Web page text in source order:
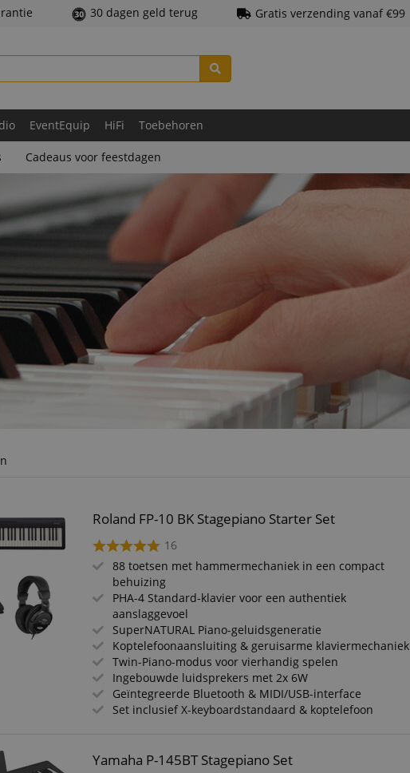
30 dagen geld terug Gratis verzending vanaf €99
EventEquip HiFi Toebehoren
Cadeaus voor feestdagen
Roland FP-10 BK Stagepiano Starter Set
16
88 toetsen met hammermechaniek in een compact
behuizing
PHA-4 Standard-klavier voor een authentiek
aanslaggevoel
SuperNATURAL Piano-geluidsgeneratie
Koptelefoonaansluiting & geruisarme klaviermechaniek
Twin-Piano-modus voor vierhandig spelen
Ingebouwde luidsprekers met 2x 6W
Geïntegreerde Bluetooth & MIDI/USB-interface
Set inclusief X-keyboardstandaard & koptelefoon
Yamaha P-145BT Stagepiano Set